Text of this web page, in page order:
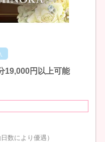
19,000円以上可能
数により優遇）